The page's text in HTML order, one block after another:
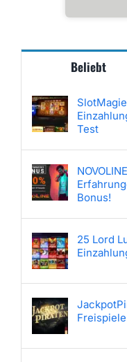
Beliebt
Test
Bonus!
25 Lord